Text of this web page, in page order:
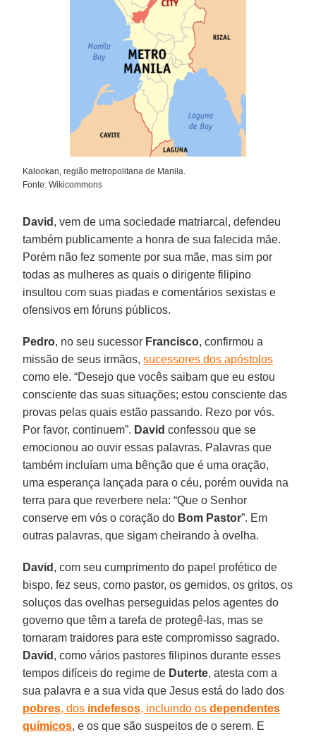
Kalookan, região metropolitana de Manila.
Fonte: Wikicommons
David , vem de uma sociedade matriarcal, defendeu
também publicamente a honra de sua falecida mãe.
Porém não fez somente por sua mãe, mas sim por
todas as mulheres as quais o dirigente filipino
insultou com suas piadas e comentários sexistas e
ofensivos em fóruns públicos.
Pedro, no seu sucessor Francisco, confirmou a
missão de seus irmãos,sucessores dos apóstolos
como ele. “Desejo que vocês saibam que eu estou
consciente das suas situações; estou consciente das
provas pelas quais estão passando. Rezo por vós.
Por favor, continuem”. David confessou que se
emocionou ao ouvir essas palavras. Palavras que
também incluíam uma bênção que é uma oração,
uma esperança lançada para o céu, porém ouvida na
terra para que reverbere nela: “Que o Senhor
conserve em vós o coração do Bom Pastor”. Em
outras palavras, que sigam cheirando à ovelha.
David , com seu cumprimento do papel profético de
bispo, fez seus, como pastor, os gemidos, os gritos, os
soluços das ovelhas perseguidas pelos agentes do
governo que têm a tarefa de protegê-las, mas se
tornaram traidores para este compromisso sagrado.
David , como vários pastores filipinos durante esses
tempos difíceis do regime de Duterte, atesta com a
sua palavra e a sua vida que Jesus está do lado dos
pobres, dos indefesos, incluindo osdependentes
químicos, e os que são suspeitos de o serem. E